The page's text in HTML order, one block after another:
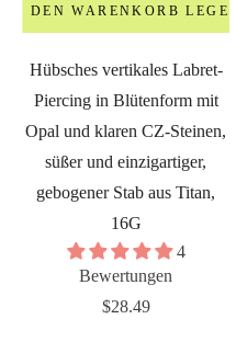
IN DEN WARENKORB LEGEN
Hübsches vertikales Labret-
Piercing in Blütenform mit
Opal und klaren CZ-Steinen,
süßer und einzigartiger,
gebogener Stab aus Titan,
16G
4
Bewertungen
Regulärer
$28.49